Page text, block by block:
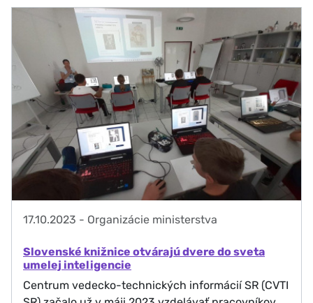
17.10.2023 - Organizácie ministerstva
Slovenské knižnice otvárajú dvere do sveta
umelej inteligencie
Centrum vedecko-technických informácií SR (CVTI